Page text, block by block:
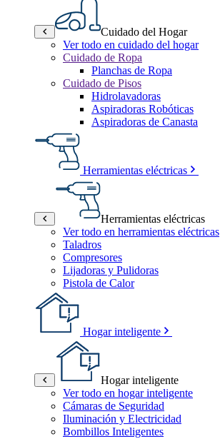
Cuidado del Hogar
Ver todo en cuidado del hogar
Cuidado de Ropa
Planchas de Ropa
Cuidado de Pisos
Hidrolavadoras
Aspiradoras Robóticas
Aspiradoras de Canasta
Herramientas eléctricas
Herramientas eléctricas
Ver todo en herramientas eléctricas
Taladros
Compresores
Lijadoras y Pulidoras
Pistola de Calor
Hogar inteligente
Hogar inteligente
Ver todo en hogar inteligente
Cámaras de Seguridad
Iluminación y Electricidad
Bombillos Inteligentes